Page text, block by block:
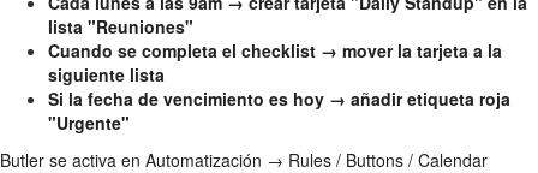
lista "Reuniones"
Cuando se completa el checklist → mover la tarjeta a la
siguiente lista
Si la fecha de vencimiento es hoy → añadir etiqueta roja
"Urgente"
Butler se activa en Automatización → Rules / Buttons / Calendar